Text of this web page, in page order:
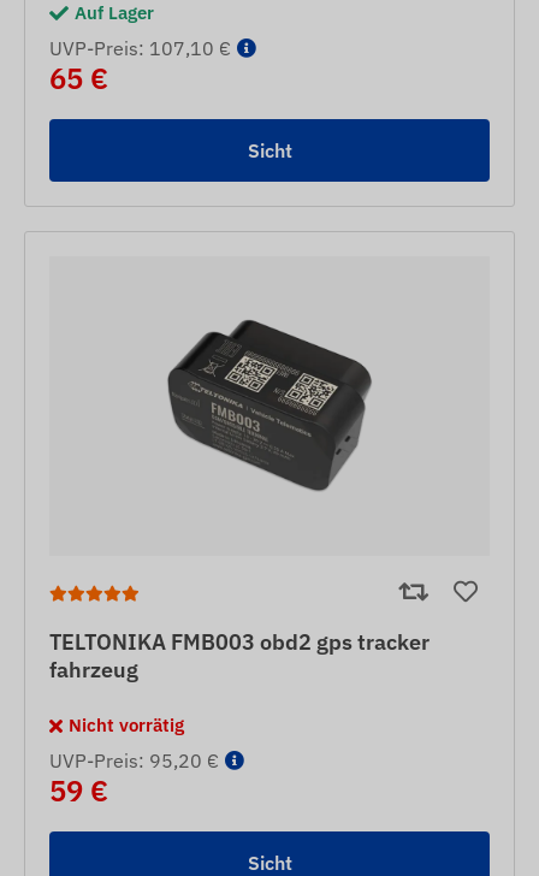
Auf Lager
UVP-Preis: 107,10 €
65 €
Sicht
TELTONIKA FMB003 obd2 gps tracker
fahrzeug
Nicht vorrätig
UVP-Preis: 95,20 €
59 €
Sicht